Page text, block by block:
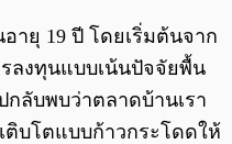
ายุ 19 ปี โดยเริ่มต้นจาก
ลงทุนแบบเน้นปัจจัยพื้น
กลับพบว่าตลาดบ้านเรา
บโตแบบก้าวกระโดดให้